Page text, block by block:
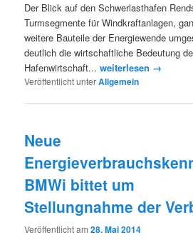
Der Blick auf den Schwerlasthafen
Turmsegmente für Windkraftanlagen,
weitere Bauteile der Energiewende
deutlich die wirtschaftliche Bedeutung
Hafenwirtschaft...weiterlesen →
Veröffentlicht unterAllgemein
Neue
BMWi bittet um
Stellungnahme der
Veröffentlicht am28. Mai 2014